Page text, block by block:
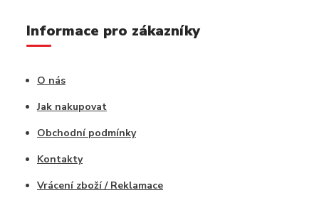
Informace pro zákazníky
O nás
Jak nakupovat
Obchodní podmínky
Kontakty
Vrácení zboží / Reklamace